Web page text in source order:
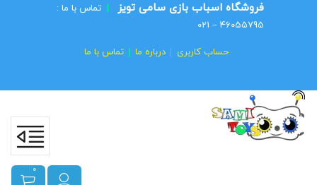
فروشگاه اسباب بازی سامی تویز | تماس با ما :
46055795 – 021
حساب کاربری درباره ما تماس با ما
0